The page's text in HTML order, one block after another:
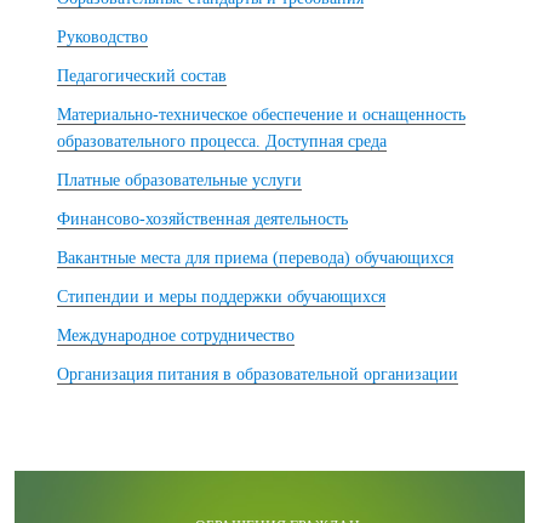
Руководство
Педагогический состав
Материально-техническое обеспечение и оснащенность
образовательного процесса. Доступная среда
Платные образовательные услуги
Финансово-хозяйственная деятельность
Вакантные места для приема (перевода) обучающихся
Стипендии и меры поддержки обучающихся
Международное сотрудничество
Организация питания в образовательной организации